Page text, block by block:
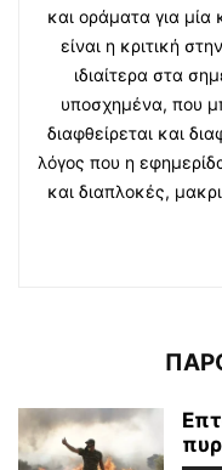
και οράματα για
είναι η κριτική
ιδιαίτερα στα
υποσχημένα, που
διαφθείρεται και
λόγος που η
και διαπλοκές,